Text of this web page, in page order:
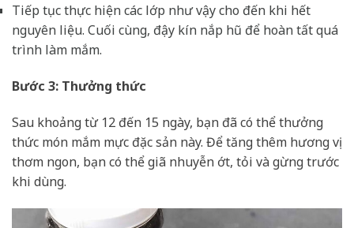
Tiếp tục thực hiện các lớp như vậy cho đến khi hết
nguyên liệu. Cuối cùng, đậy kín nắp hũ để hoàn tất quá
trình làm mắm.
Bước 3: Thưởng thức
Sau khoảng từ 12 đến 15 ngày, bạn đã có thể thưởng
thức món mắm mực đặc sản này. Để tăng thêm hương vị
thơm ngon, bạn có thể giã nhuyễn ớt, tỏi và gừng trước
khi dùng.